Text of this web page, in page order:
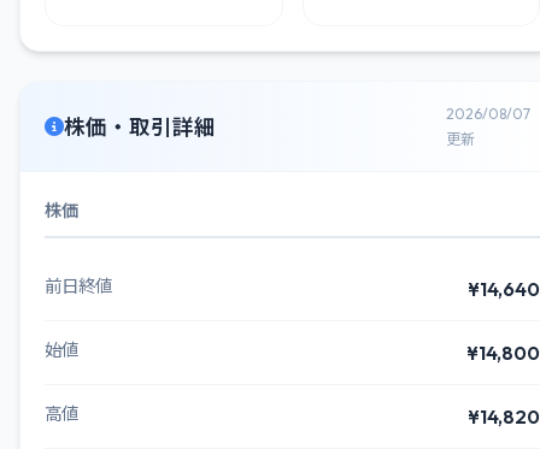
株価・取引詳細
2026/08/07
更新
株価
前日終値 ¥14,640
始値 ¥14,800
高値 ¥14,820